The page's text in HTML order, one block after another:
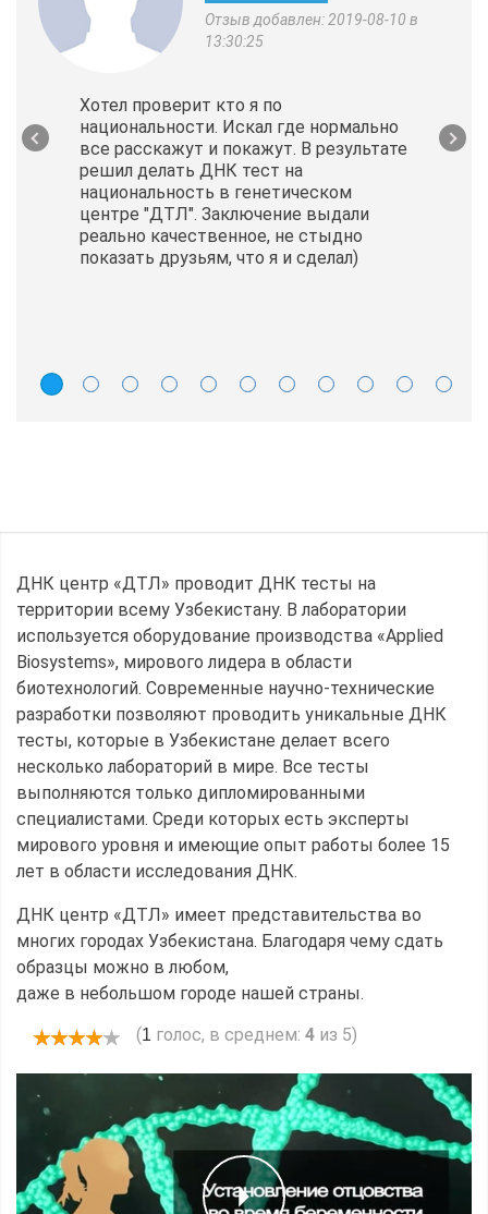
Отзыв добавлен: 2019-08-10 в
13:30:25
Хотел проверит кто я по
национальности. Искал где нормально
все расскажут и покажут. В результате
решил делать ДНК тест на
национальность в генетическом
центре "ДТЛ". Заключение выдали
реально качественное, не стыдно
показать друзьям, что я и сделал)
ДНК центр «ДТЛ» проводит ДНК тесты на
территории всему Узбекистану. В лаборатории
используется оборудование производства «Applied
Biosystems», мирового лидера в области
биотехнологий. Современные научно-технические
разработки позволяют проводить уникальные ДНК
тесты, которые в Узбекистане делает всего
несколько лабораторий в мире. Все тесты
выполняются только дипломированными
специалистами. Среди которых есть эксперты
мирового уровня и имеющие опыт работы более 15
лет в области исследования ДНК.
ДНК центр «ДТЛ» имеет представительства во
многих городах Узбекистана. Благодаря чему сдать
образцы можно в любом,
даже в небольшом городе нашей страны.
(1 голос, в среднем: 4 из 5)